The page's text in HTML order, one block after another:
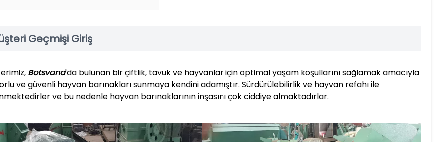
Geçmişi Giriş
Botsvana'da bulunan bir çiftlik, tavuk ve hayvanlar için optimal yaşam koşullarını sağlamak amacıyla
ve güvenli hayvan barınakları sunmaya kendini adamıştır. Sürdürülebilirlik ve hayvan refahı ile
ve bu nedenle hayvan barınaklarının inşasını çok ciddiye almaktadırlar.